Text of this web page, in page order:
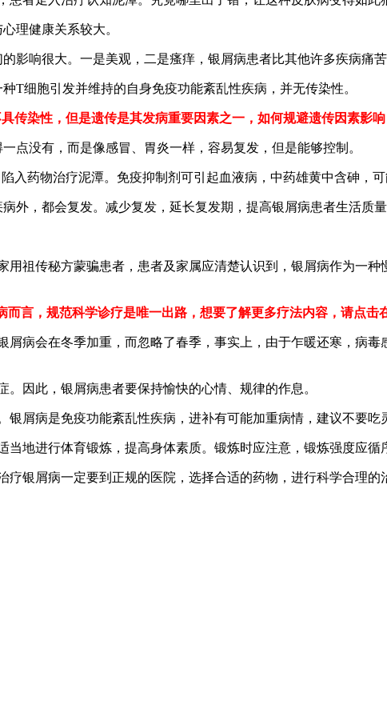
理健康关系较大。
影响很大。一是美观，二是瘙痒，银屑病患者比其他许多疾病痛
T细胞引发并维持的自身免疫功能紊乱性疾病，并无传染性。
传染性，但是遗传是其发病重要因素之一，如何规避遗传因素影
点没有，而是像感冒、胃炎一样，容易复发，但是能够控制。
入药物治疗泥潭。免疫抑制剂可引起血液病，中药雄黄中含砷，
外，都会复发。减少复发，延长复发期，提高银屑病患者生活质
祖传秘方蒙骗患者，患者及家属应清楚认识到，银屑病作为一
而言，规范科学诊疗是唯一出路，想要了解更多疗法内容，请点击
病会在冬季加重，而忽略了春季，事实上，由于乍暖还寒，病
因此，银屑病患者要保持愉快的心情、规律的作息。
银屑病是免疫功能紊乱性疾病，进补有可能加重病情，建议不要
地进行体育锻炼，提高身体素质。锻炼时应注意，锻炼强度应
疗银屑病一定要到正规的医院，选择合适的药物，进行科学合理